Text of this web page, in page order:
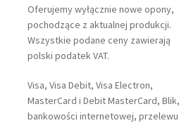
Oferujemy wyłącznie nowe opony,
pochodzące z aktualnej produkcji.
Wszystkie podane ceny zawierają
polski podatek VAT.
Visa, Visa Debit, Visa Electron,
MasterCard i Debit MasterCard, Blik,
bankowości internetowej, przelewu